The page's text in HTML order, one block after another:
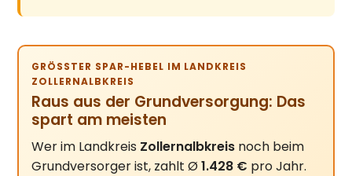
GRÖSSTER SPAR-HEBEL IM LANDKREIS Z
OLLERNALBKREIS
Raus aus der Grundversorgung: Das
spart am meisten
Wer im Landkreis Zollernalbkreis noch beim
Grundversorger ist, zahlt Ø1.428 € pro Jahr.